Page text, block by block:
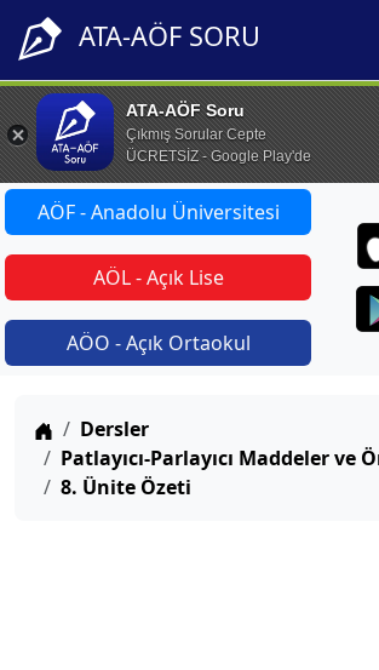
ATA-AÖF SORU
ATA-AÖF Soru
Çıkmış Sorular Cepte
ÜCRETSİZ - Google Play'de
AÖF - Anadolu Üniversitesi
AÖL - Açık Lise
AÖO - Açık Ortaokul
Anasayfa
Dersler
Patlayıcı-Parlayıcı Maddeler ve
8. Ünite Özeti